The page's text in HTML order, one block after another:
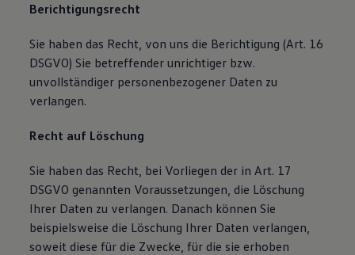
Berichtigungsrecht
Sie haben das Recht, von uns die Berichtigung (Art. 16
DSGVO) Sie betreffender unrichtiger bzw.
unvollständiger personenbezogener Daten zu
verlangen.
Recht auf Löschung
Sie haben das Recht, bei Vorliegen der in Art. 17
DSGVO genannten Voraussetzungen, die Löschung
Ihrer Daten zu verlangen. Danach können Sie
beispielsweise die Löschung Ihrer Daten verlangen,
soweit diese für die Zwecke, für die sie erhoben